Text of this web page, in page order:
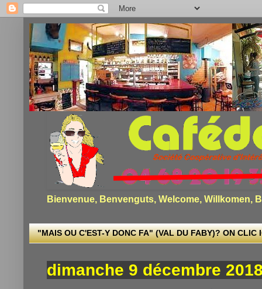
Bienvenue, Benvenguts, Welcome, Willkomen,
"MAIS OU C'EST-Y DONC FA" (VAL DU FABY)? ON CLIC
dimanche 9 décembre